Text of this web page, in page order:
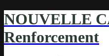
NOUVELLE
Renforcement